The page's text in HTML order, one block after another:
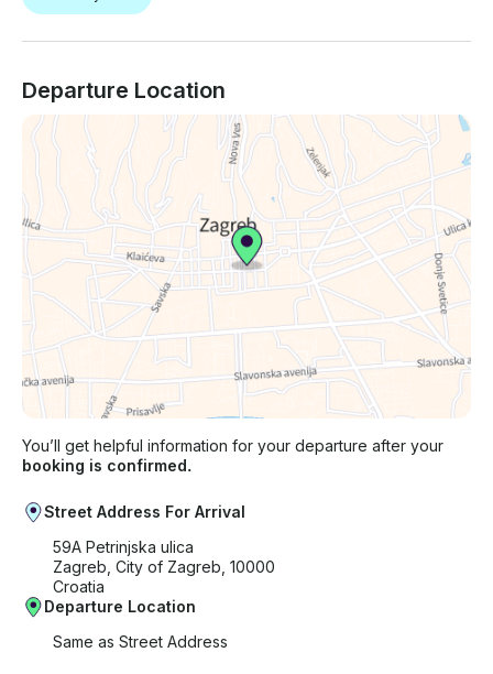
Departure Location
You’ll get helpful information for your departure after your
booking is confirmed.
Street Address For Arrival
59A Petrinjska ulica
Zagreb, City of Zagreb, 10000
Croatia
Departure Location
Same as Street Address